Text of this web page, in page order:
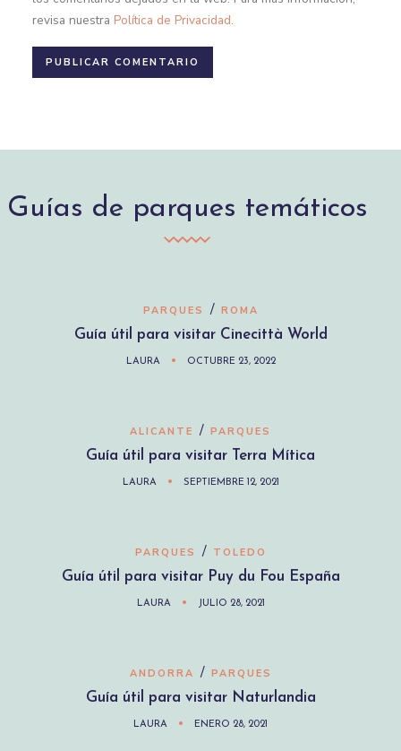
revisa nuestra Política de Privacidad.
Guías de parques temáticos
PARQUES / ROMA
Guía útil para visitar Cinecittà World
LAURA OCTUBRE 23, 2022
ALICANTE / PARQUES
Guía útil para visitar Terra Mítica
LAURA SEPTIEMBRE 12, 2021
PARQUES / TOLEDO
Guía útil para visitar Puy du Fou España
LAURA JULIO 28, 2021
ANDORRA / PARQUES
Guía útil para visitar Naturlandia
LAURA ENERO 28, 2021